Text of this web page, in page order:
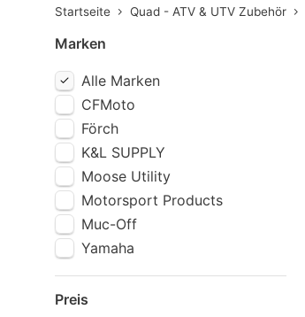
Startseite Quad - ATV & UTV Zubehör
Marken
Alle Marken
CFMoto
Förch
K&L SUPPLY
Moose Utility
Motorsport Products
Muc-Off
Yamaha
Preis